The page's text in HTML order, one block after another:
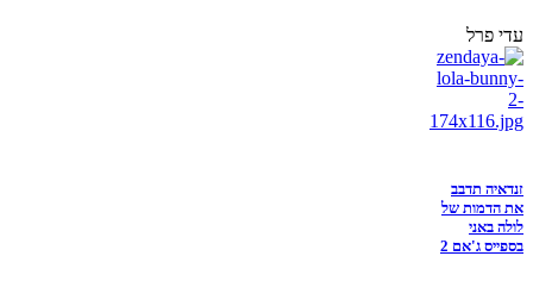
עדי פרל
זנדאיה תדבב
את הדמות של
לולה באני
בספייס ג'אם 2